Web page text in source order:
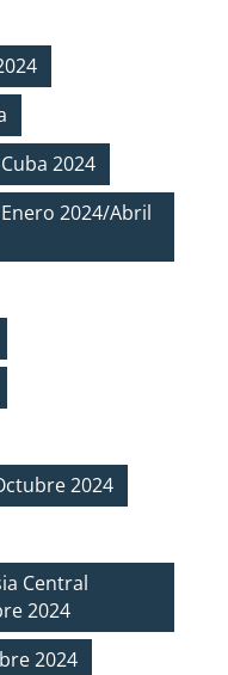
Cuba 2024
2024/Abril
2024
Central
2024
2024